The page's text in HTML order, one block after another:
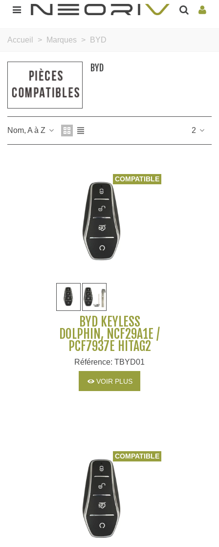
Accueil > Marques > BYD
BYD
Nom, A à Z 2
COMPATIBLE
BYD KEYLESS
DOLPHIN, NCF29A1E /
PCF7937E HITAG2
Référence: TBYD01
VOIR PLUS
COMPATIBLE